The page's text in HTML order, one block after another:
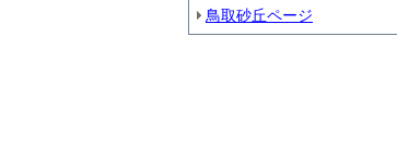
鳥取砂丘ページ